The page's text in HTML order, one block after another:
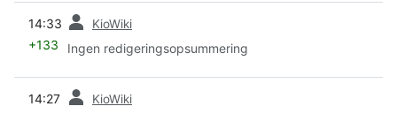
14:33 KioWiki
+133 Ingen redigeringsopsummering
14:27 KioWiki